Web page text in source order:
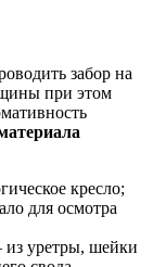
забор на
при этом
кресло;
для осмотра
из уретры, шейки